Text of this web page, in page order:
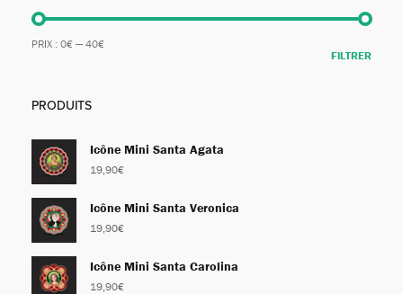
FILTRER
PRIX : 0€ — 40€
PRODUITS
Icône Mini Santa Agata
19,90€
Icône Mini Santa Veronica
19,90€
Icône Mini Santa Carolina
19,90€